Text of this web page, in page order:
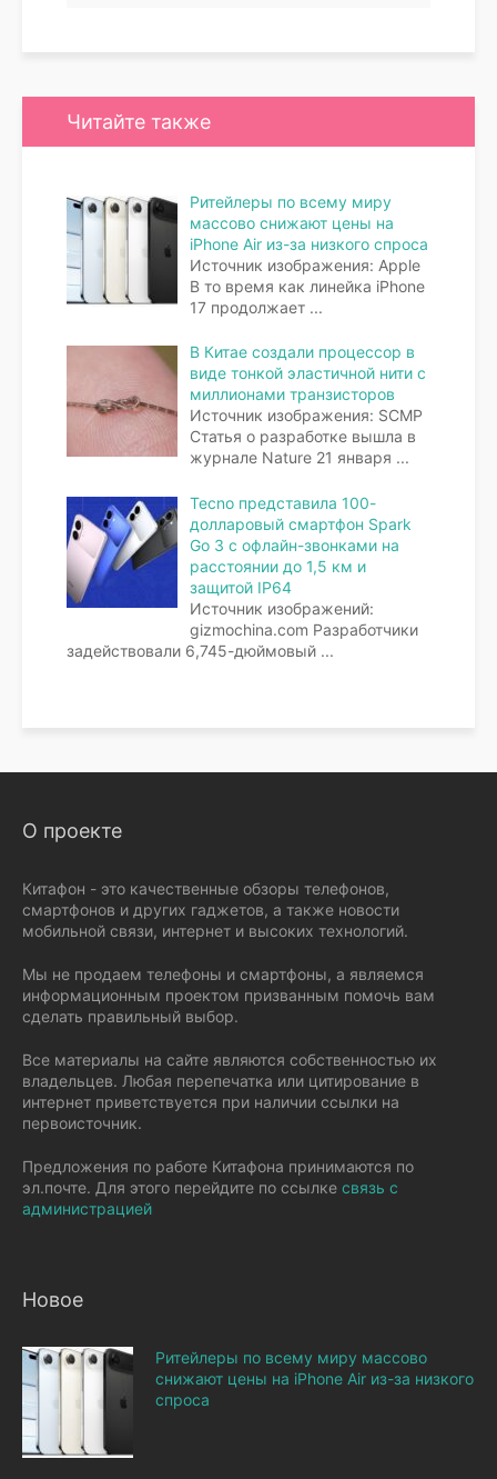
Читайте также
Ритейлеры по всему миру
массово снижают цены на
iPhone Air из-за низкого спроса
Источник изображения: Apple
В то время как линейка iPhone
17 продолжает ...
В Китае создали процессор в
виде тонкой эластичной нити с
миллионами транзисторов
Источник изображения: SCMP
Статья о разработке вышла в
журнале Nature 21 января ...
Tecno представила 100-
долларовый смартфон Spark
Go 3 с офлайн-звонками на
расстоянии до 1,5 км и
защитой IP64
Источник изображений:
gizmochina.com Разработчики
задействовали 6,745-дюймовый ...
О проекте
Китафон - это качественные обзоры телефонов,
смартфонов и других гаджетов, а также новости
мобильной связи, интернет и высоких технологий.
Мы не продаем телефоны и смартфоны, а являемся
информационным проектом призванным помочь вам
сделать правильный выбор.
Все материалы на сайте являются собственностью их
владельцев. Любая перепечатка или цитирование в
интернет приветствуется при наличии ссылки на
первоисточник.
Предложения по работе Китафона принимаются по
эл.почте. Для этого перейдите по ссылке связь с
администрацией
Новое
Ритейлеры по всему миру массово
снижают цены на iPhone Air из-за низкого
спроса